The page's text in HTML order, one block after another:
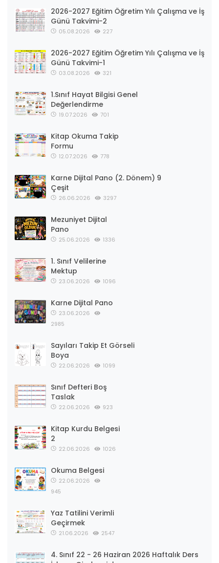
2026-2027 Eğitim Öğretim Yılı Çalışma ve İş
Günü Takvimi-2
05.08.2026 227
2026-2027 Eğitim Öğretim Yılı Çalışma ve İş
Günü Takvimi-1
03.08.2026 321
1.Sınıf Hayat Bilgisi Genel
Değerlendirme
19.07.2026 701
Kitap Okuma Takip
Formu
12.07.2026 778
Karne Dijital Pano (2. Dönem) 9
Çeşit
26.06.2026 3297
Mezuniyet Dijital
Pano
25.06.2026 1336
1. Sınıf Velilerine
Mektup
23.06.2026 1096
Karne Dijital Pano
23.06.2026
2985
Sayıları Takip Et Görseli
Boya
22.06.2026 1099
Sınıf Defteri Boş
Taslak
22.06.2026 923
Kitap Kurdu Belgesi
2
22.06.2026 1026
Okuma Belgesi
22.06.2026
945
Yaz Tatilini Verimli
Geçirmek
21.06.2026 2547
4. Sınıf 22 - 26 Haziran 2026 Haftalık Ders